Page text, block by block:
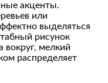
акценты.
или
выделяться
рисунок
вокруг, мелкий
распределяет